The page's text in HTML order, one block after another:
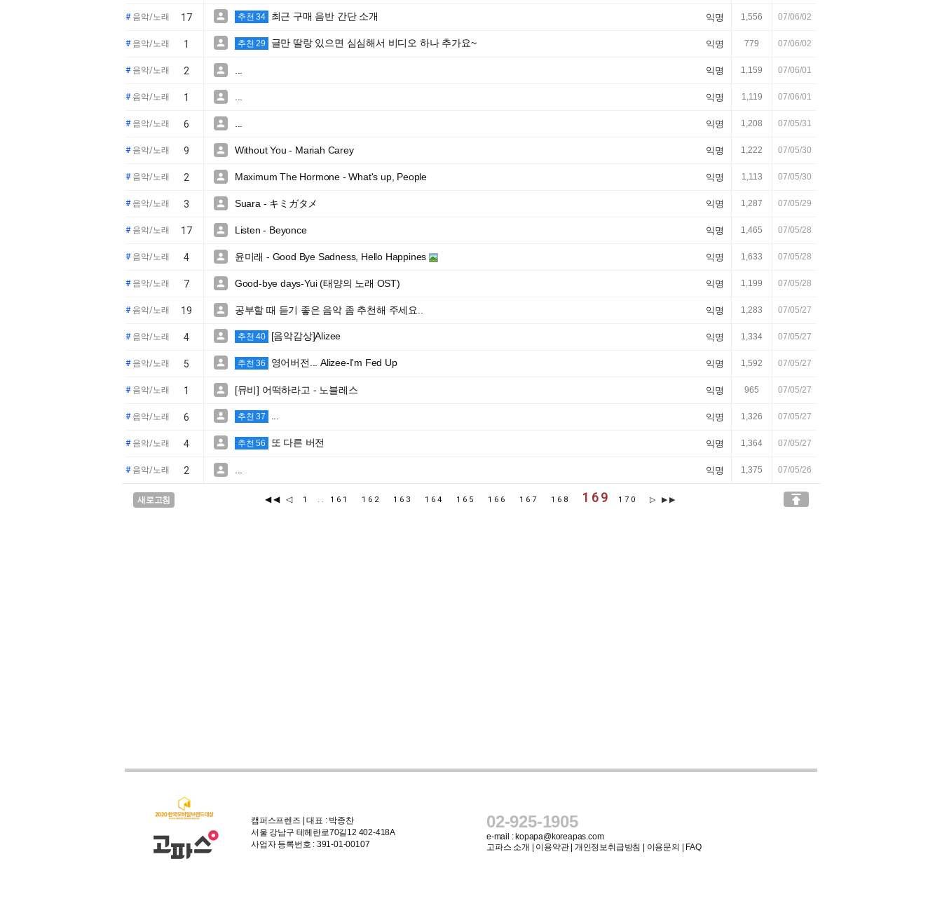
#음악/노래 17  추천 34 최근 구매 음반 간단 소개 익명 1,556 07/06/02
#음악/노래 1  추천 29 글만 딸랑 있으면 심심해서 비디오 하나 추가요~ 익명 779 07/06/02
#음악/노래 2  익명 1,159 07/06/01
#음악/노래 1  익명 1,119 07/06/01
#음악/노래 6  익명 1,208 07/05/31
#음악/노래 9  Without You - Mariah Carey 익명 1,222 07/05/30
#음악/노래 2  Maximum The Hormone - What's up, People 익명 1,113 07/05/30
#음악/노래 3  Suara - キミガタメ 익명 1,287 07/05/29
#음악/노래 17  Listen - Beyonce 익명 1,465 07/05/28
#음악/노래 4  윤미래 - Good Bye Sadness, Hello Happines 익명 1,633 07/05/28
#음악/노래 7  Good-bye days-Yui (태양의 노래 OST) 익명 1,199 07/05/28
#음악/노래 19  공부할 때 듣기 좋은 음악 좀 추천해 주세요.. 익명 1,283 07/05/27
#음악/노래 4  추천 40 [음악감상]Alizee 익명 1,334 07/05/27
#음악/노래 5  추천 36 영어버전... Alizee-I'm Fed Up 익명 1,592 07/05/27
#음악/노래 1  [뮤비] 어떡하라고 - 노블레스 익명 965 07/05/27
#음악/노래 6  추천 37 익명 1,326 07/05/27
#음악/노래 4  추천 56 또 다른 버전 익명 1,364 07/05/27
#음악/노래 2  익명 1,375 07/05/26
새로고침 ◀◀ ◁ 1 .. 161 162 163 164 165 166 167 168 169 170 ▷ ▶▶ 
캠퍼스프렌즈 | 대표 : 박종찬
서울 강남구 테헤란로70길12 402-418A
사업자 등록번호 : 391-01-00107
02-925-1905
e-mail : kopapa@koreapas.com
고파스 소개
이용약관| 개인정보취급방침 이용문의 FAQ